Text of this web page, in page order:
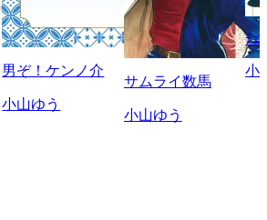
男ぞ！ケンノ介
小山ゆう
サムライ数馬
小山ゆう
ﾁｪ
小